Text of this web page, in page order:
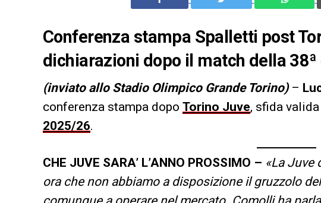
Conferenza stampa Spalletti post
dichiarazioni dopo il match della
(inviato allo Stadio Olimpico Grande Torino) –
conferenza stampa dopo Torino Juve, sfida
2025/26.
CHE JUVE SARA’ L’ANNO PROSSIMO – «La Juve
ora che non abbiamo a disposizione il gruzzolo